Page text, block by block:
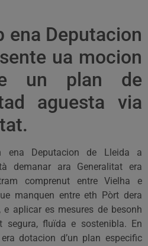
Deputacion
ua mocion
un plan de
aguesta via
ena Deputacion de Lleida a
demanar ara Generalitat era
comprenut entre Vielha e
manquen entre eth Pòrt dera
e aplicar es mesures de besonh
segura, fluïda e sostenibla. En
dotacion d’un plan especific